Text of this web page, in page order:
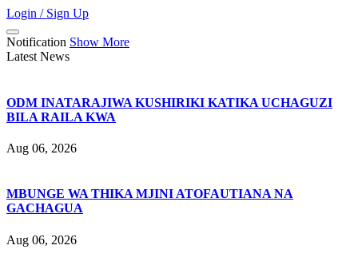
Login / Sign Up
Notification Show More
Latest News
ODM INATARAJIWA KUSHIRIKI KATIKA UCHAGUZI
BILA RAILA KWA
Aug 06, 2026
MBUNGE WA THIKA MJINI ATOFAUTIANA NA
GACHAGUA
Aug 06, 2026